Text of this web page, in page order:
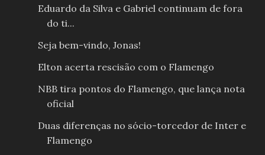
Eduardo da Silva e Gabriel continuam de fora
do ti...
Seja bem-vindo, Jonas!
Elton acerta rescisão com o Flamengo
NBB tira pontos do Flamengo, que lança nota
oficial
Duas diferenças no sócio-torcedor de Inter e
Flamengo